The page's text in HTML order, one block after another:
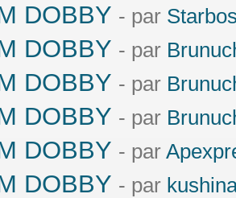
DOBBY - par
DOBBY - par
DOBBY - par
DOBBY - par
DOBBY - par
DOBBY - par